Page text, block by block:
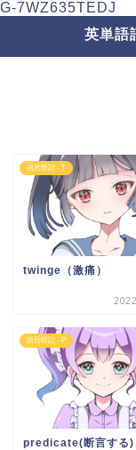
G-7WZ635TEDJ
英単語
語呂暗記 - T
twinge（激痛）
語呂暗記 - P
predicate(断言する)